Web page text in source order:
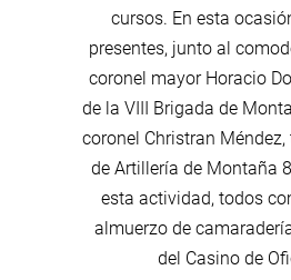
cursos. En esta
presentes, junto al
coronel mayor Horacio
de la VIII Brigada de
coronel Christran
de Artillería de Montaña
esta actividad, todos
almuerzo de
del Casino de